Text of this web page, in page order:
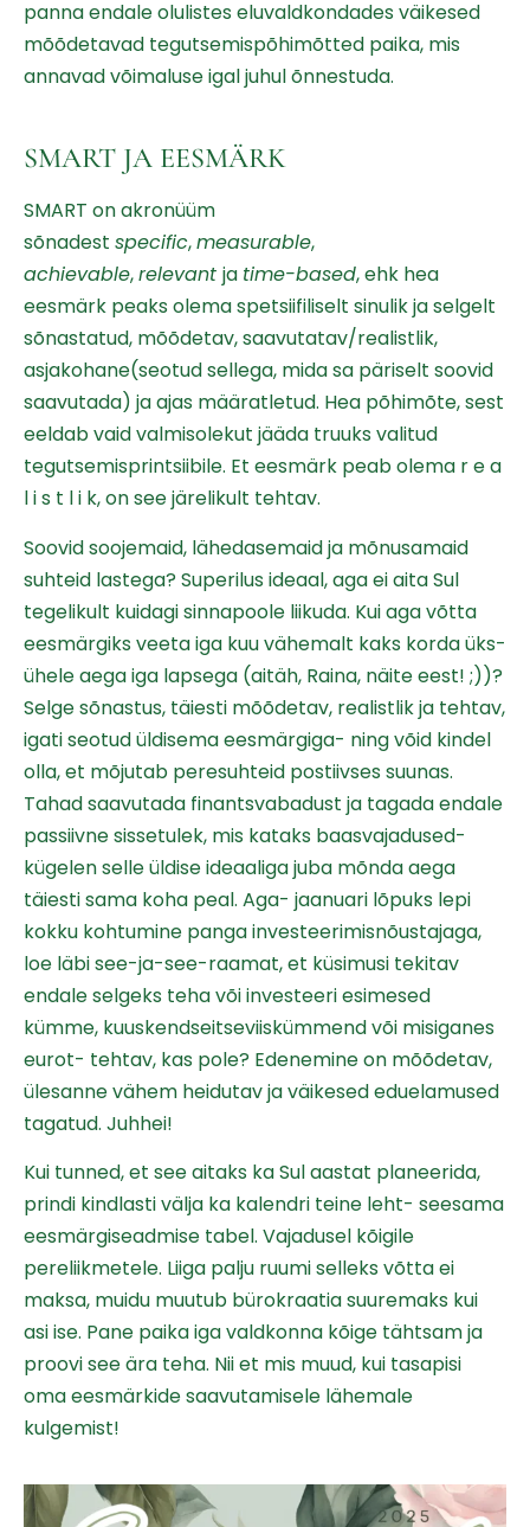
panna endale olulistes eluvaldkondades väikesed
mõõdetavad tegutsemispõhimõtted paika, mis
annavad võimaluse igal juhul õnnestuda.
SMART JA EESMÄRK
SMART on akronüüm
sõnadest specific,measurable,
achievable,relevant ja time-based, ehk hea
eesmärk peaks olema spetsiifiliselt sinulik ja selgelt
sõnastatud, mõõdetav, saavutatav/realistlik,
asjakohane(seotud sellega, mida sa päriselt soovid
saavutada) ja ajas määratletud. Hea põhimõte, sest
eeldab vaid valmisolekut jääda truuks valitud
tegutsemisprintsiibile. Et eesmärk peab olema r e a
l i s t l i k, on see järelikult tehtav.
Soovid soojemaid, lähedasemaid ja mõnusamaid
suhteid lastega? Superilus ideaal, aga ei aita Sul
tegelikult kuidagi sinnapoole liikuda. Kui aga võtta
eesmärgiks veeta iga kuu vähemalt kaks korda üks-
ühele aega iga lapsega (aitäh, Raina, näite eest! ;))?
Selge sõnastus, täiesti mõõdetav, realistlik ja tehtav,
igati seotud üldisema eesmärgiga- ning võid kindel
olla, et mõjutab peresuhteid postiivses suunas.
Tahad saavutada finantsvabadust ja tagada endale
passiivne sissetulek, mis kataks baasvajadused-
kügelen selle üldise ideaaliga juba mõnda aega
täiesti sama koha peal. Aga- jaanuari lõpuks lepi
kokku kohtumine panga investeerimisnõustajaga,
loe läbi see-ja-see-raamat, et küsimusi tekitav
endale selgeks teha või investeeri esimesed
kümme, kuuskendseitseviiskümmend või misiganes
eurot- tehtav, kas pole? Edenemine on mõõdetav,
ülesanne vähem heidutav ja väikesed eduelamused
tagatud. Juhhei!
Kui tunned, et see aitaks ka Sul aastat planeerida,
prindi kindlasti välja ka kalendri teine leht- seesama
eesmärgiseadmise tabel. Vajadusel kõigile
pereliikmetele. Liiga palju ruumi selleks võtta ei
maksa, muidu muutub bürokraatia suuremaks kui
asi ise. Pane paika iga valdkonna kõige tähtsam ja
proovi see ära teha. Nii et mis muud, kui tasapisi
oma eesmärkide saavutamisele lähemale
kulgemist!